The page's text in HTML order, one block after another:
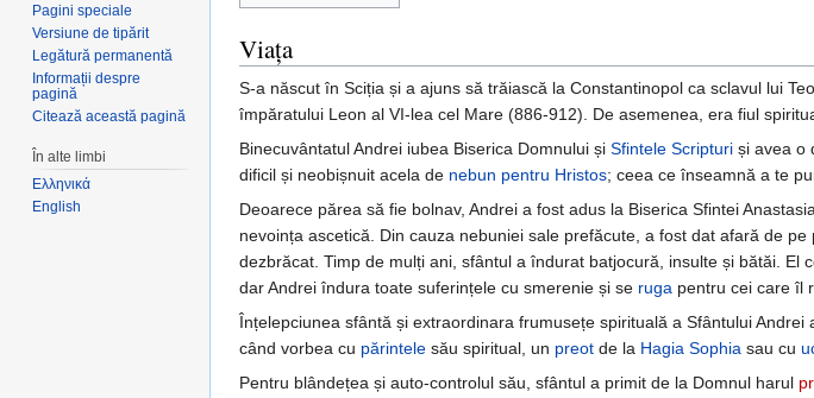
Viața
S-a născut în Sciția și a ajuns să trăiască la Constantinopol ca sclavul lui
împăratului Leon al VI-lea cel Mare (886-912). De asemenea, era fiul
Binecuvântatul Andrei iubea Biserica Domnului și Sfintele Scripturi și avea o
dificil și neobișnuit acela de nebun pentru Hristos; ceea ce înseamnă a te
Deoarece părea să fie bolnav, Andrei a fost adus la Biserica Sfintei
nevoința ascetică. Din cauza nebuniei sale prefăcute, a fost dat afară de
dezbrăcat. Timp de mulți ani, sfântul a îndurat batjocură, insulte și bătăi. El
dar Andrei îndura toate suferințele cu smerenie și se ruga pentru cei care îl
Înțelepciunea sfântă și extraordinara frumusețe spirituală a Sfântului
când vorbea cu părintele său spiritual, un preot de la Hagia Sophia sau cu
Pentru blândețea și auto-controlul său, sfântul a primit de la Domnul harul
Pagini speciale
Versiune de tipărit
Legătură permanentă
Informații despre
pagină
Citează această pagină
În alte limbi
Ελληνικά
English